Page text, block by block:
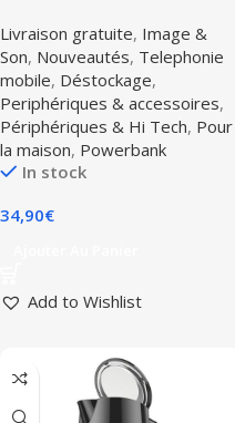
mAh dynamo + solair
PRISTAR
Livraison gratuite, Image &
Son, Nouveautés, Telephonie
mobile, Déstockage,
Periphériques & accessoires,
Périphériques & Hi Tech, Pour
la maison, Powerbank
In stock
34,90€
Add to Wishlist